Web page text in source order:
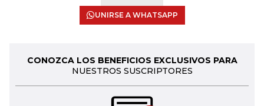
UNIRSE A WHATSAPP
CONOZCA LOS BENEFICIOS EXCLUSIVOS PARA
NUESTROS SUSCRIPTORES